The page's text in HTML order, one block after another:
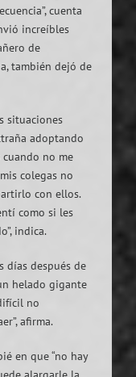
cuenta
increíbles
de
también dejó de
situaciones
adoptando
cuando no me
colegas no
con ellos.
como si les
indica.
días después de
helado gigante
no
afirma.
en que “no hay